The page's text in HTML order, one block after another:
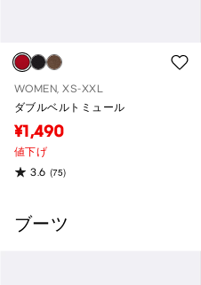
WOMEN, XS-XXL
ダブルベルトミュール
¥1,490
値下げ
3.6 (75)
ブーツ